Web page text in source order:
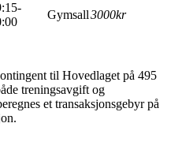
Gymsall3000kr
til Hovedlaget på 495
treningsavgift og
et transaksjonsgebyr på